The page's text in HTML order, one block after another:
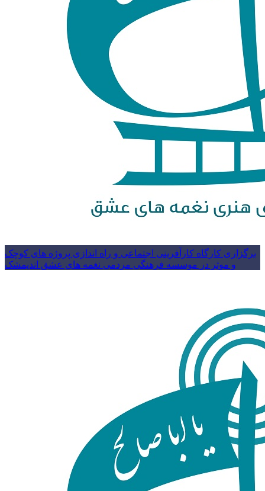
برگزاری کارگاه کارآفرینی اجتماعی و راه اندازی پروژه های کوچک
و موثر در موسسه فرهنگی مردمی نغمه های عشق اندیمشک